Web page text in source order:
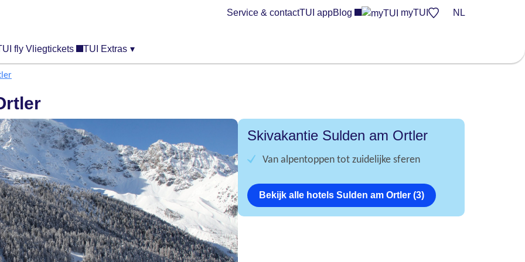
fly Vliegtickets TUI Extras ▾
Service & contactTUI appBlog myTUI NL
Skivakantie Sulden am Ortler
Van alpentoppen tot zuidelijke sferen
Bekijk alle hotels Sulden am Ortler (3)